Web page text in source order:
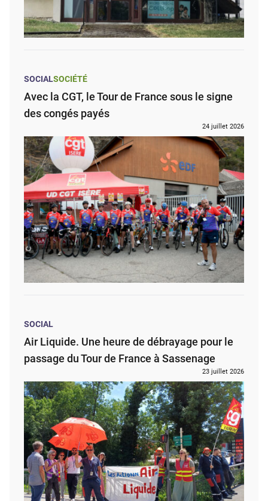
SOCIALSOCIÉTÉ
Avec la CGT, le Tour de France sous le signe
des congés payés
24 juillet 2026
SOCIAL
Air Liquide. Une heure de débrayage pour le
passage du Tour de France à Sassenage
23 juillet 2026